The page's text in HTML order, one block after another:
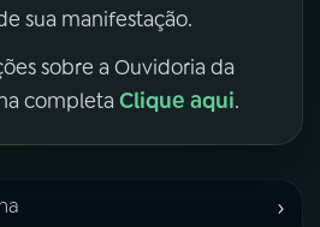
sua manifestação.
sobre a Ouvidoria da
completa Clique aqui.
›